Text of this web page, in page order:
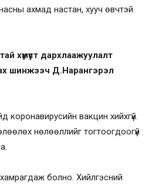
ахмад настан, хууч өвчтэй
хүмүүст дархлаажуулалт
шинжээч Д.Нарангэрэл
вакцин хийхгүй.
нөлөөллийг тогтоогдоогүй
хамрагдаж болно. Хийлгэсний